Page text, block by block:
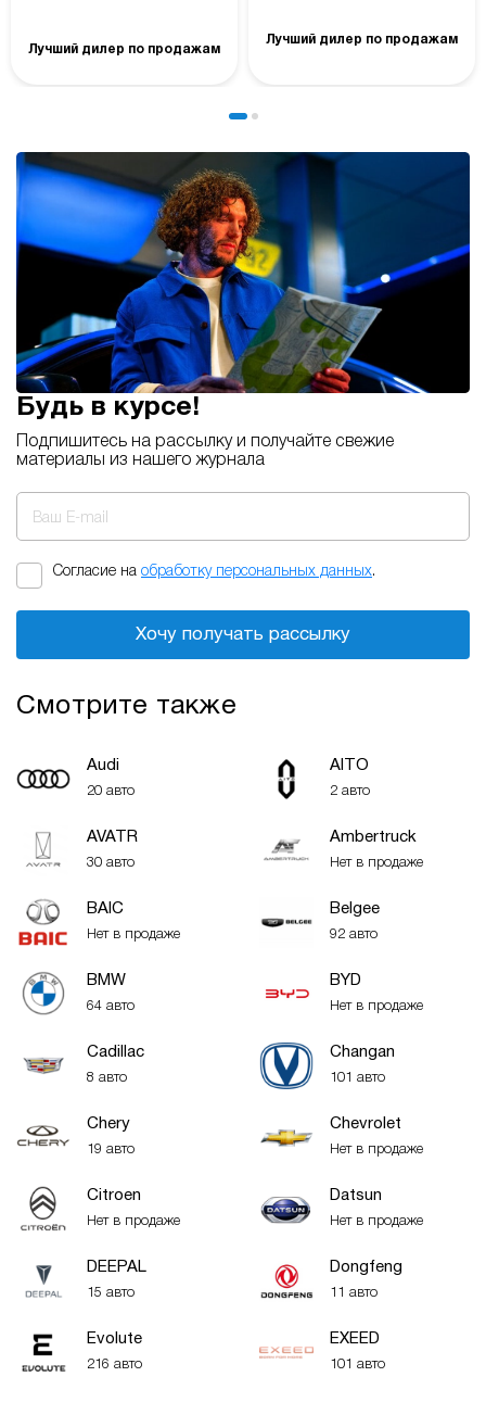
Лучший дилер по продажам
Лучший дилер по продажам
Будь в курсе!
Подпишитесь на рассылку и получайте свежие
материалы из нашего журнала
Ваш E-mail
Согласие на обработку персональных данных.
Хочу получать рассылку
Смотрите также
Audi
20 авто
AITO
2 авто
AVATR
30 авто
Ambertruck
Нет в продаже
BAIC
Нет в продаже
Belgee
92 авто
BMW
64 авто
BYD
Нет в продаже
Cadillac
8 авто
Changan
101 авто
Chery
19 авто
Chevrolet
Нет в продаже
Citroen
Нет в продаже
Datsun
Нет в продаже
DEEPAL
15 авто
Dongfeng
11 авто
Evolute
216 авто
EXEED
101 авто